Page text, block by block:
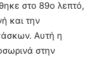
στο 89ο λεπτό,
και την
Αυτή η
στην